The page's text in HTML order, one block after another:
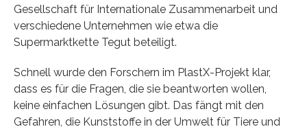
Gesellschaft für Internationale Zusammenarbeit und
verschiedene Unternehmen wie etwa die
Supermarktkette Tegut beteiligt.
Schnell wurde den Forschern im PlastX-Projekt klar,
dass es für die Fragen, die sie beantworten wollen,
keine einfachen Lösungen gibt. Das fängt mit den
Gefahren, die Kunststoffe in der Umwelt für Tiere und